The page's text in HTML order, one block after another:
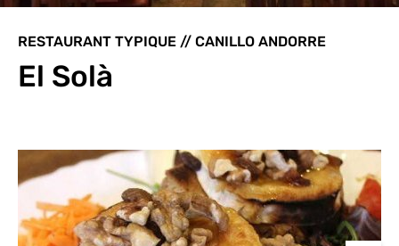
RESTAURANT TYPIQUE // CANILLO ANDORRE
El Solà